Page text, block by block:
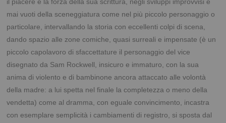
il piacere e la forza della sua scrittura, negli sviluppi improvvisi e
mai vuoti della sceneggiatura come nel più piccolo personaggio o
particolare, intervallando la storia con eccellenti colpi di scena,
dando spazio alle zone comiche, quasi surreali e impensate (è un
piccolo capolavoro di sfaccettature il personaggio del vice
disegnato da Sam Rockwell, insicuro e immaturo, con la sua
anima di violento e di bambinone ancora attaccato alle volontà
della madre: a lui spetta nel finale la completezza o meno della
vendetta) come al dramma, con eguale convincimento, incastra
con esemplare semplicità i cambiamenti di registro, si sposta dal